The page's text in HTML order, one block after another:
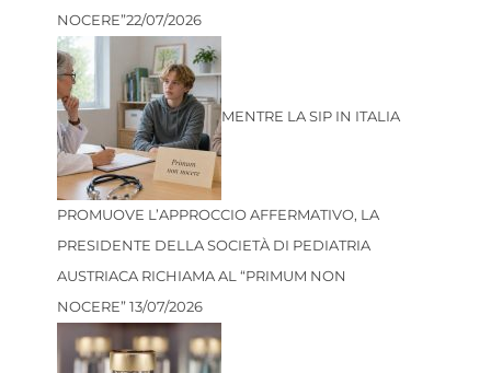
NOCERE”22/07/2026
MENTRE LA SIP IN ITALIA
PROMUOVE L’APPROCCIO AFFERMATIVO, LA
PRESIDENTE DELLA SOCIETÀ DI PEDIATRIA
AUSTRIACA RICHIAMA AL “PRIMUM NON
NOCERE”13/07/2026